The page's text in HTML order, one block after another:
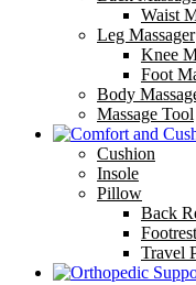
Waist
Leg Massager
Knee
Foot
Body
Massage Tool
Cushion
Insole
Pillow
Back
Travel